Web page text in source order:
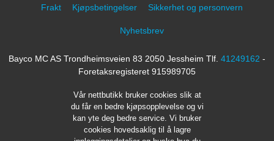
Frakt Kjøpsbetingelser Sikkerhet og personvern
Nyhetsbrev
Bayco MC AS Trondheimsveien 83 2050 Jessheim Tlf. 41249162 -
Foretaksregisteret 915989705
Vår nettbutikk bruker cookies slik at
du får en bedre kjøpsopplevelse og vi
kan yte deg bedre service. Vi bruker
cookies hovedsaklig til å lagre